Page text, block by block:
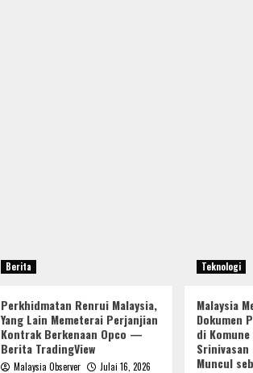
Berita
Perkhidmatan Renrui Malaysia,
Yang Lain Memeterai Perjanjian
Kontrak Berkenaan Opco —
Berita TradingView
Malaysia Observer Julai 16, 2026
Teknologi
Malaysia
Dokumen
di
Muncul